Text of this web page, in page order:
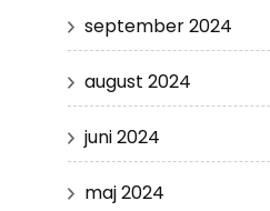
september 2024
august 2024
juni 2024
maj 2024